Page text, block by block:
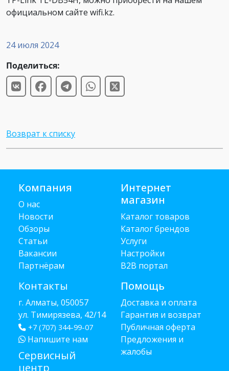
24 июля 2024
Поделиться:
официальном сайте wifi.kz.
Возврат к списку
Компания
О нас
Новости
Обзоры
Статьи
Вакансии
Партнёрам
Контакты
г. Алматы, 050057
ул. Тимирязева, 42/14
+7 (707) 344-99-07
Напишите нам
Сервисный
центр
Интернет
магазин
Каталог товаров
Каталог брендов
Услуги
Настройки
B2B портал
Помощь
Доставка и оплата
Гарантия и возврат
Публичная оферта
Предложения и
жалобы